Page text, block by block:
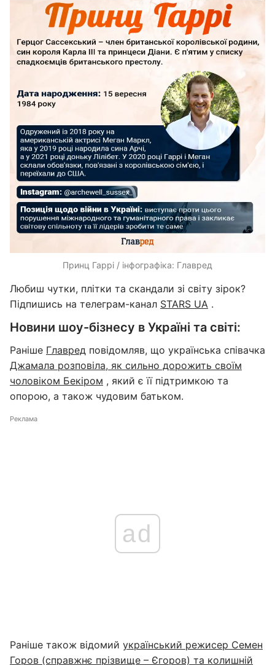
Принц Гаррі / інфографіка: Главред
Любиш чутки, плітки та скандали зі світу зірок?
Підпишись на телеграм-канал STARS UA .
Новини шоу-бізнесу в Україні та світі:
Раніше Главред повідомляв, що українська співачка
Джамала розповіла, як сильно дорожить своїм
чоловіком Бекіром , який є її підтримкою та
опорою, а також чудовим батьком.
Реклама
ad
Раніше також відомий український режисер Семен
Горов (справжнє прізвище – Єгоров) та колишній